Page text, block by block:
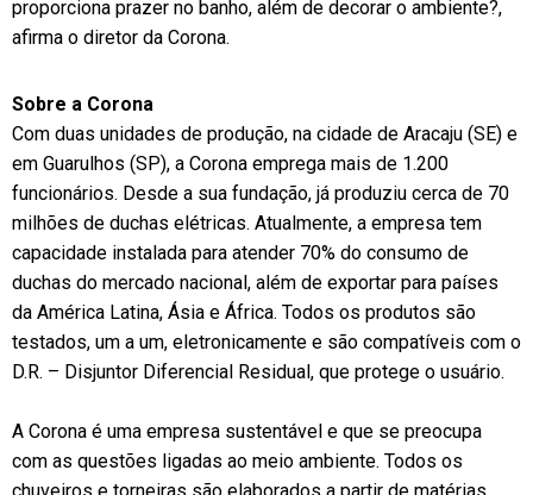
proporciona prazer no banho, além de decorar o ambiente?,
afirma o diretor da Corona.
Sobre a Corona
Com duas unidades de produção, na cidade de Aracaju (SE) e
em Guarulhos (SP), a Corona emprega mais de 1.200
funcionários. Desde a sua fundação, já produziu cerca de 70
milhões de duchas elétricas. Atualmente, a empresa tem
capacidade instalada para atender 70% do consumo de
duchas do mercado nacional, além de exportar para países
da América Latina, Ásia e África. Todos os produtos são
testados, um a um, eletronicamente e são compatíveis com o
D.R. – Disjuntor Diferencial Residual, que protege o usuário.
A Corona é uma empresa sustentável e que se preocupa
com as questões ligadas ao meio ambiente. Todos os
chuveiros e torneiras são elaborados a partir de matérias